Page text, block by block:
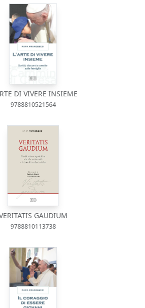
DI VIVERE INSIEME
9788810521564
GAUDIUM
9788810113738